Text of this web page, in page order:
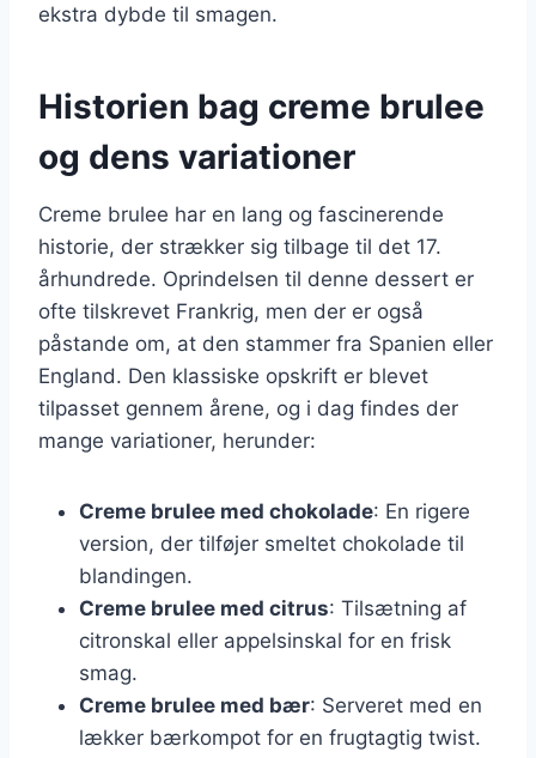
ekstra dybde til smagen.
Historien bag creme brulee
og dens variationer
Creme brulee har en lang og fascinerende
historie, der strækker sig tilbage til det 17.
århundrede. Oprindelsen til denne dessert er
ofte tilskrevet Frankrig, men der er også
påstande om, at den stammer fra Spanien eller
England. Den klassiske opskrift er blevet
tilpasset gennem årene, og i dag findes der
mange variationer, herunder:
Creme brulee med chokolade: En rigere
version, der tilføjer smeltet chokolade til
blandingen.
Creme brulee med citrus: Tilsætning af
citronskal eller appelsinskal for en frisk
smag.
Creme brulee med bær: Serveret med en
lækker bærkompot for en frugtagtig twist.